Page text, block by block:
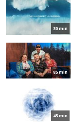
30 min
85 min
45 min